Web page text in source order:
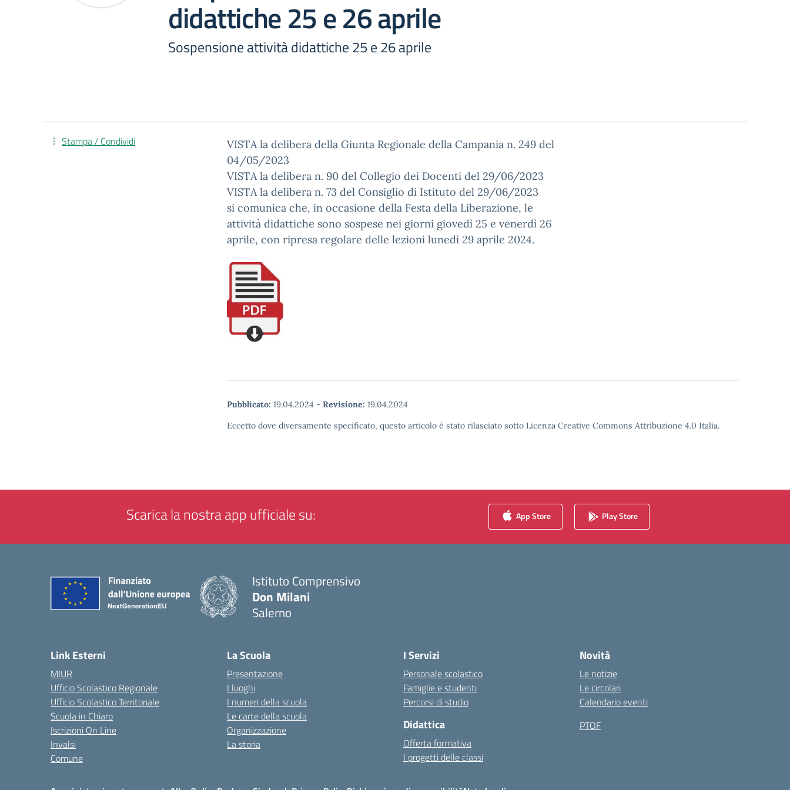
didattiche 25 e 26 aprile
Sospensione attività didattiche 25 e 26 aprile
VISTA la delibera della Giunta Regionale della Campania n. 249 del
04/05/2023
VISTA la delibera n. 90 del Collegio dei Docenti del 29/06/2023
VISTA la delibera n. 73 del Consiglio di Istituto del 29/06/2023
si comunica che, in occasione della Festa della Liberazione, le
attività didattiche sono sospese nei giorni giovedì 25 e venerdì 26
aprile, con ripresa regolare delle lezioni lunedì 29 aprile 2024.
Pubblicato: 19.04.2024 - Revisione: 19.04.2024
Eccetto dove diversamente specificato, questo articolo è stato rilasciato sotto Licenza Creative Commons Attribuzione 4.0 Italia.
Stampa / Condividi
Scarica la nostra app ufficiale su: App Store Play Store
Istituto Comprensivo
Don Milani
Salerno
Link Esterni
MIUR
Ufficio Scolastico Regionale
Ufficio Scolastico Territoriale
Scuola in Chiaro
Iscrizioni On Line
Invalsi
Comune
La Scuola
Presentazione
I luoghi
I numeri della scuola
Le carte della scuola
Organizzazione
La storia
I Servizi
Personale scolastico
Famiglie e studenti
Percorsi di studio
Didattica
Offerta formativa
I progetti delle classi
Novità
Le notizie
Le circolari
Calendario eventi
PTOF